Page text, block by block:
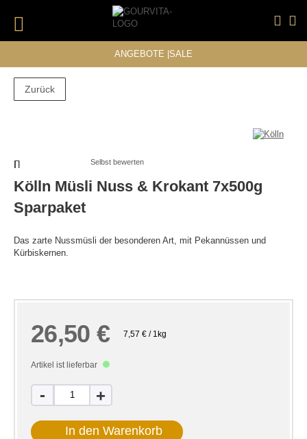
DIREKT
ZUM
INHALT
#DRÜCKEN SIE DIE EINGABETASTE, UM ZU SUCHEN
ANGEBOTE SALE
Zurück
springen
springen
Selbst bewerten
Kölln Müsli Nuss & Krokant 7x500g
Sparpaket
Das zarte Nussmüsli der besonderen Art, mit Pekannüssen und
Kürbiskernen.
26,50 € 7,57 € / 1kg
Artikel ist lieferbar
- +
In den Warenkorb